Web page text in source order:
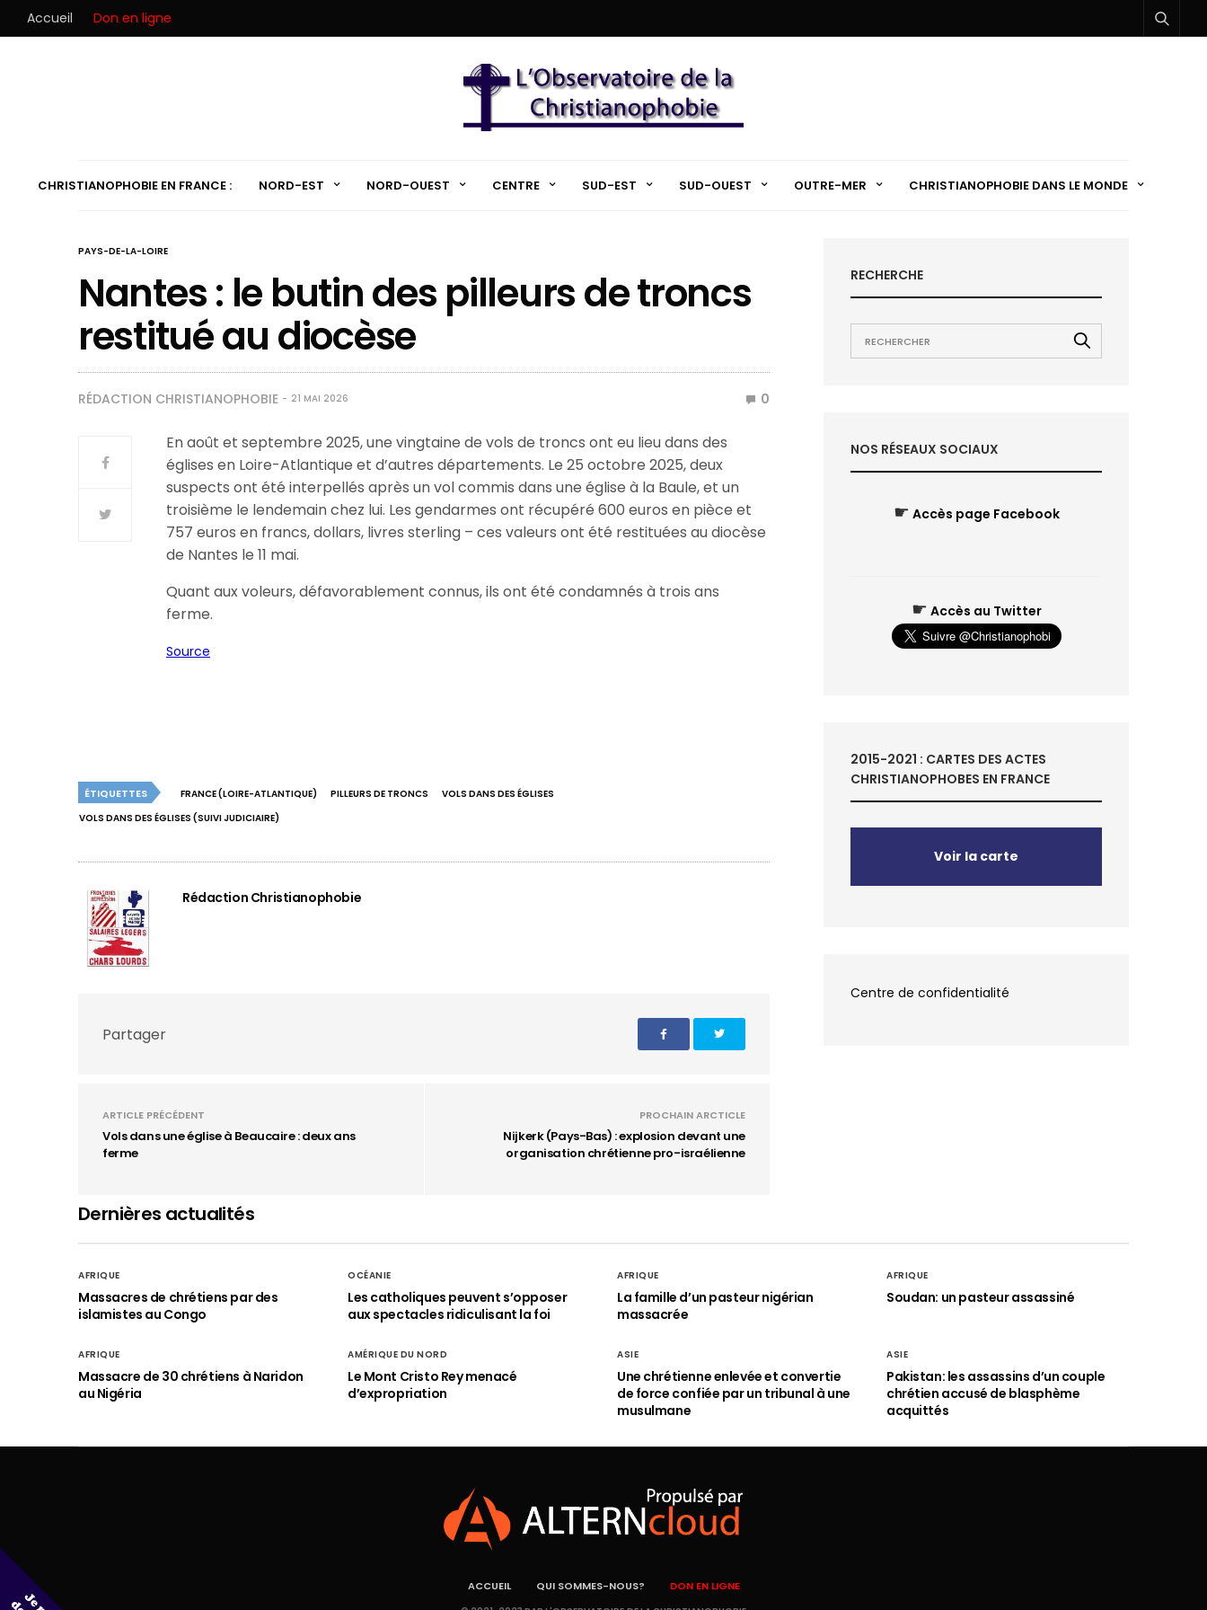
Accueil Don en ligne
CHRISTIANOPHOBIE EN FRANCE : NORD-EST NORD-OUEST CENTRE SUD-EST SUD-OUEST OUTRE-MER CHRISTIANOPHOBIE DANS LE MONDE
PAYS-DE-LA-LOIRE
Nantes : le butin des pilleurs de troncs
restitué au diocèse
RÉDACTION CHRISTIANOPHOBIE 21 MAI 2026 0
En août et septembre 2025, une vingtaine de vols de troncs ont eu lieu dans des
églises en Loire-Atlantique et d’autres départements. Le 25 octobre 2025, deux
suspects ont été interpellés après un vol commis dans une église à la Baule, et un
troisième le lendemain chez lui. Les gendarmes ont récupéré 600 euros en pièce et
757 euros en francs, dollars, livres sterling – ces valeurs ont été restituées au diocèse
de Nantes le 11 mai.
Quant aux voleurs, défavorablement connus, ils ont été condamnés à trois ans
ferme.
Source
ÉTIQUETTES FRANCE (LOIRE-ATLANTIQUE) PILLEURS DE TRONCS
VOLS DANS DES ÉGLISES
VOLS DANS DES ÉGLISES (SUIVI JUDICIAIRE)
Rédaction Christianophobie
Partager
ARTICLE PRÉCÉDENT
Vols dans une église à Beaucaire : deux ans
ferme
PROCHAIN ARCTICLE
Nijkerk (Pays-Bas) : explosion devant une
organisation chrétienne pro-israélienne
RECHERCHE
NOS RÉSEAUX SOCIAUX
☛ Accès page Facebook
☛ Accès au Twitter
2015-2021 : CARTES DES ACTES
CHRISTIANOPHOBES EN FRANCE
Voir la carte
Centre de confidentialité
Dernières actualités
AFRIQUE
Massacres de chrétiens par des
islamistes au Congo
OCÉANIE
Les catholiques peuvent s’opposer
aux spectacles ridiculisant la foi
AFRIQUE
La famille d’un pasteur nigérian
massacrée
AFRIQUE
Soudan: un pasteur assassiné
AFRIQUE
Massacre de 30 chrétiens à Naridon
au Nigéria
AMÉRIQUE DU NORD
Le Mont Cristo Rey menacé
d’expropriation
ASIE
Une chrétienne enlevée et convertie
de force confiée par un tribunal à une
musulmane
ASIE
Pakistan: les assassins d’un couple
chrétien accusé de blasphème
acquittés
ACCUEIL QUI SOMMES-NOUS? DON EN LIGNE